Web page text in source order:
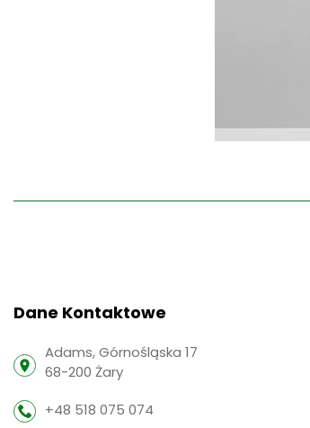
Dane Kontaktowe
Adams, Górnośląska 17
68-200 Żary
+48 518 075 074